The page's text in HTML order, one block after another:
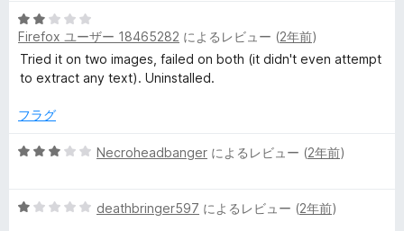
評
価
中
5
の
評
5
段
階
中
の
価
Firefox ユーザー 18465282 によるレビュー (2年前)
Tried it on two images, failed on both (it didn't even attempt
to extract any text). Uninstalled.
フラグ
5
中
Necroheadbanger によるレビュー (2年前)
5
deathbringer597 によるレビュー (2年前)